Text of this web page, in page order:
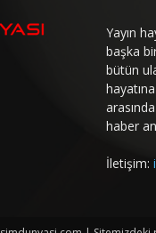
Yayın
başka
bütün
haber
İletişim: